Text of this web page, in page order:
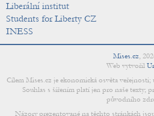
Liberální institut
Students for Liberty CZ
INESS
Mises.cz,
Web vytvořil
Cílem Mises.cz je ekonomická osvěta
Souhlas s šířením platí jen pro naše texty;
původního
Názory prezentované na těchto stránkách